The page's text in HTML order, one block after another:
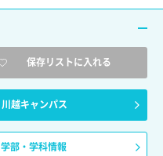
保存リストに入れる
川越キャンパス
学部・学科情報